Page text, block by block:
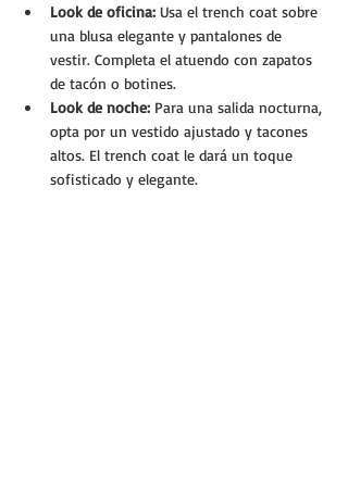
Look de oficina: Usa el trench coat sobre
una blusa elegante y pantalones de
vestir. Completa el atuendo con zapatos
de tacón o botines.
Look de noche: Para una salida nocturna,
opta por un vestido ajustado y tacones
altos. El trench coat le dará un toque
sofisticado y elegante.